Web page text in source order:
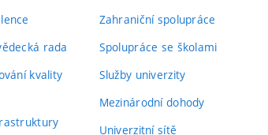
rada
kvality
Zahraniční spolupráce
Spolupráce se školami
Služby univerzity
Mezinárodní dohody
Univerzitní sítě